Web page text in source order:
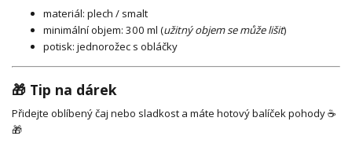
materiál: plech / smalt
minimální objem: 300 ml (užitný objem se může lišit)
potisk: jednorožec s obláčky
🎁 Tip na dárek
Přidejte oblíbený čaj nebo sladkost a máte hotový balíček pohody ☕
🎁